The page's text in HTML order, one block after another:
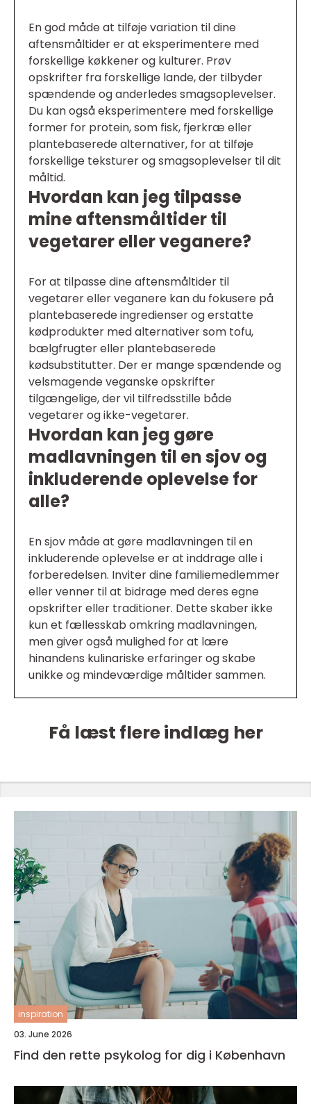
En god måde at tilføje variation til dine
aftensmåltider er at eksperimentere med
forskellige køkkener og kulturer. Prøv
opskrifter fra forskellige lande, der tilbyder
spændende og anderledes smagsoplevelser.
Du kan også eksperimentere med forskellige
former for protein, som fisk, fjerkræ eller
plantebaserede alternativer, for at tilføje
forskellige teksturer og smagsoplevelser til dit
måltid.
Hvordan kan jeg tilpasse
mine aftensmåltider til
vegetarer eller veganere?
For at tilpasse dine aftensmåltider til
vegetarer eller veganere kan du fokusere på
plantebaserede ingredienser og erstatte
kødprodukter med alternativer som tofu,
bælgfrugter eller plantebaserede
kødsubstitutter. Der er mange spændende og
velsmagende veganske opskrifter
tilgængelige, der vil tilfredsstille både
vegetarer og ikke-vegetarer.
Hvordan kan jeg gøre
madlavningen til en sjov og
inkluderende oplevelse for
alle?
En sjov måde at gøre madlavningen til en
inkluderende oplevelse er at inddrage alle i
forberedelsen. Inviter dine familiemedlemmer
eller venner til at bidrage med deres egne
opskrifter eller traditioner. Dette skaber ikke
kun et fællesskab omkring madlavningen,
men giver også mulighed for at lære
hinandens kulinariske erfaringer og skabe
unikke og mindeværdige måltider sammen.
Få læst flere indlæg her
inspiration
03. June 2026
Find den rette psykolog for dig i København